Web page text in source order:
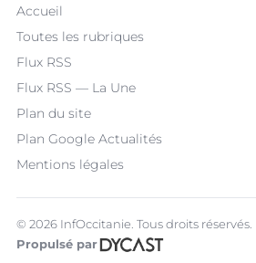
Accueil
Toutes les rubriques
Flux RSS
Flux RSS — La Une
Plan du site
Plan Google Actualités
Mentions légales
© 2026 InfOccitanie. Tous droits réservés.
Propulsé par